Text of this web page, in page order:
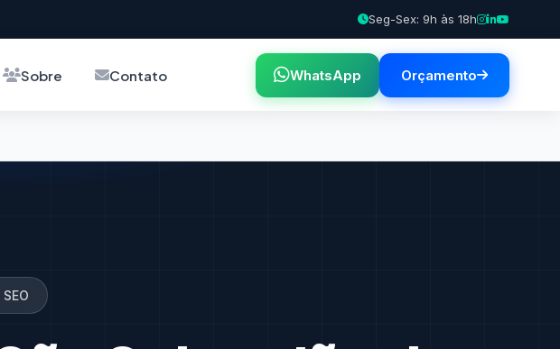
Seg-Sex: 9h às 18h
Sobre Contato WhatsApp Orçamento